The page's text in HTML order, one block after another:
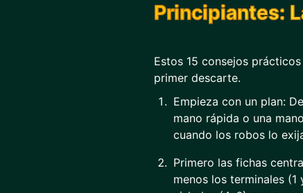
Principiantes:
Estos 15 consejos
primer descarte.
Empieza con un plan:
mano rápida o una
cuando los robos lo
Primero las fichas
menos los terminales